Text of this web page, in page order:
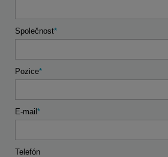
Společnost
Pozice
E-mail
Telefón